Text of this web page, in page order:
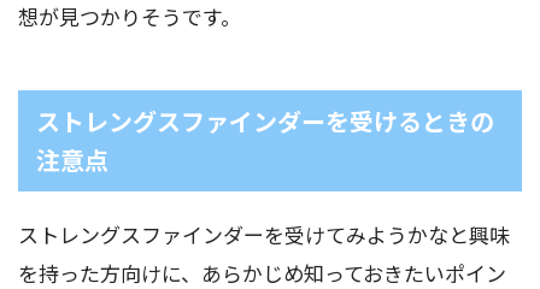
想が見つかりそうです。
ストレングスファインダーを受けるときの
注意点
ストレングスファインダーを受けてみようかなと興味
を持った方向けに、あらかじめ知っておきたいポイン